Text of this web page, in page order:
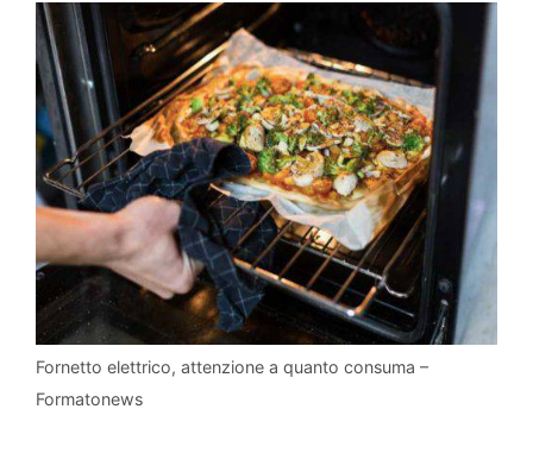
Fornetto elettrico, attenzione a quanto consuma –
Formatonews